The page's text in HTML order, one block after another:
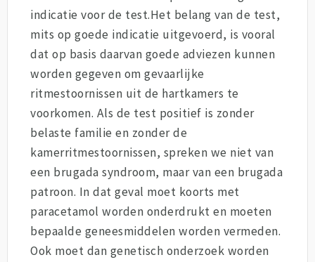
indicatie voor de test.Het belang van de test,
mits op goede indicatie uitgevoerd, is vooral
dat op basis daarvan goede adviezen kunnen
worden gegeven om gevaarlijke
ritmestoornissen uit de hartkamers te
voorkomen. Als de test positief is zonder
belaste familie en zonder de
kamerritmestoornissen, spreken we niet van
een brugada syndroom, maar van een brugada
patroon. In dat geval moet koorts met
paracetamol worden onderdrukt en moeten
bepaalde geneesmiddelen worden vermeden.
Ook moet dan genetisch onderzoek worden